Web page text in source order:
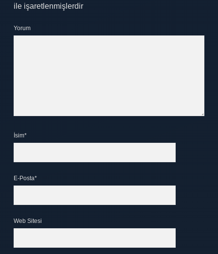
ile işaretlenmişlerdir
Yorum
İsim*
E-Posta*
Web Sitesi